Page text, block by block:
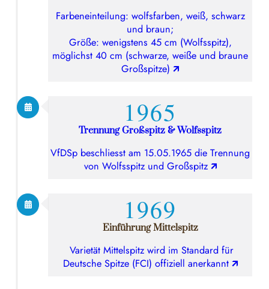
Farbeneinteilung: wolfsfarben, weiß, schwarz
und braun;
Größe: wenigstens 45 cm (Wolfsspitz),
möglichst 40 cm (schwarze, weiße und braune
Großspitze) 🡭
1965
Trennung Großspitz & Wolfsspitz
VfDSp beschliesst am 15.05.1965 die Trennung
von Wolfsspitz und Großspitz 🡭
1969
Einführung Mittelspitz
Varietät Mittelspitz wird im Standard für
Deutsche Spitze (FCI) offiziell anerkannt 🡭